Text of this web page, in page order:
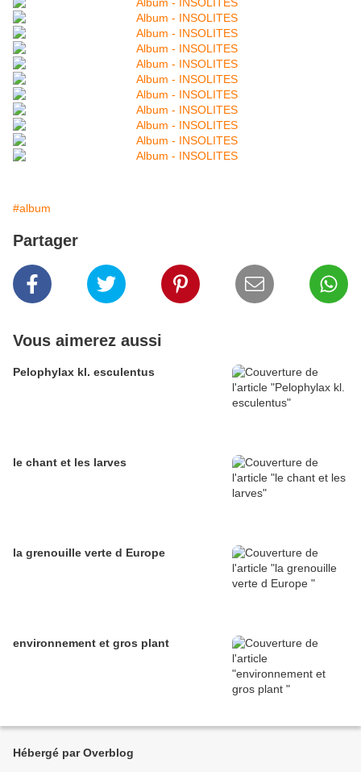
#album
Partager
Vous aimerez aussi
Pelophylax kl. esculentus
le chant et les larves
la grenouille verte d Europe
environnement et gros plant
Hébergé par Overblog